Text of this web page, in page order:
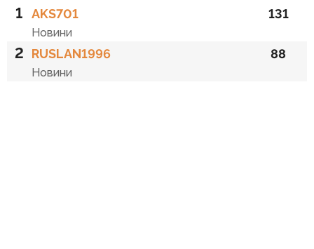
1 AKS701
Новини
131
2 RUSLAN1996
Новини
88